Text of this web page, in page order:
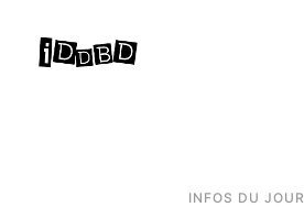
INFOS DU JOUR